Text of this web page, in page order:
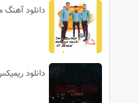
دانلود آهنگ
دانلود